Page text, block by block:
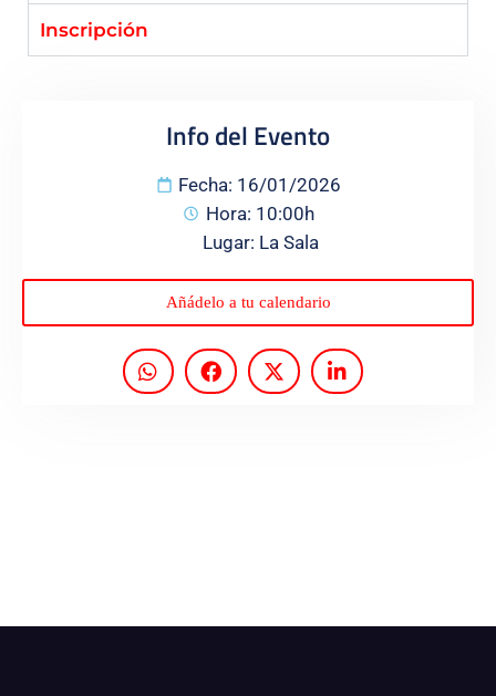
Programas
Inscripción
Info del Evento
Fecha: 16/01/2026
Hora: 10:00h
Lugar: La Sala
Añádelo a tu calendario